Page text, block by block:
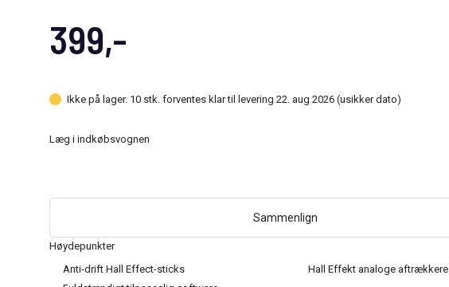
Høydepunkter
Anti-drift Hall Effect-sticks
Hall Effekt analoge aftrækkere
399,-
Ikke på lager. 10 stk. forventes klar til levering 22. aug 2026 (usikker dato)
Læg i indkøbsvognen
Sammenlign